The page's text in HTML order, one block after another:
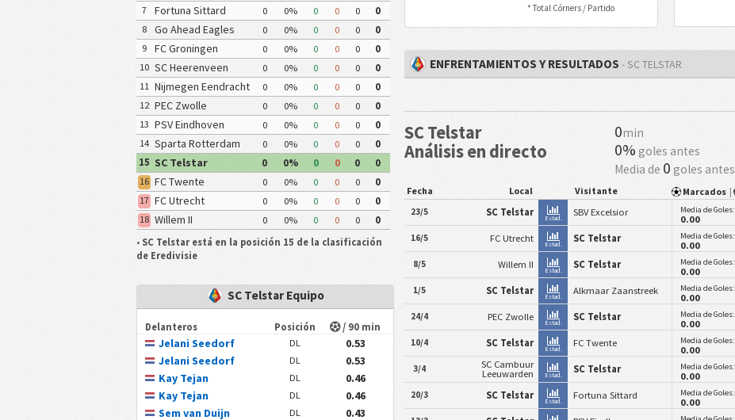
Rotterdam
7
Fortuna Sittard 0 0% 0 0 0
0
8
Go Ahead Eagles 0 0% 0 0 0
0
9
FC Groningen 0 0% 0 0 0
0
10 SC Heerenveen 0 0% 0 0 0
0
11 Nijmegen Eendracht
Combinatie
0 0% 0 0 0
0
12 PEC Zwolle 0 0% 0 0 0
0
13 PSV Eindhoven 0 0% 0 0 0
0
14 Sparta Rotterdam 0 0% 0 0 0
0
15 SC Telstar 0 0% 0 0 0
0
16 FC Twente 0 0% 0 0 0
0
17 FC Utrecht 0 0% 0 0 0
0
18 Willem II 0 0% 0 0 0
0
• SC Telstar está en la posición 15 de la clasificación
de Eredivisie
SC Telstar Equipo
Delanteros Posición / 90 min
Jelani Seedorf DL
0.53
Jelani Seedorf
DL
0.53
Kay Tejan
DL
0.46
Kay Tejan
DL
0.46
Sem van Duijn
DL
0.43
* Total Córners / Partido
ENFRENTAMIENTOS Y RESULTADOS - SC TELSTAR
SC Telstar
Análisis en directo
0min
0% goles antes
Media de 0 goles antes
Fecha Local Visitante Marcados|
23/5 SC Telstar
Estad.
SBV Excelsior Media de Goles:
0.00
16/5 FC Utrecht
Estad.
SC Telstar Media de Goles:
0.00
8/5 Willem II
Estad.
SC Telstar Media de Goles:
0.00
1/5 SC Telstar
Estad.
Alkmaar Zaanstreek Media de Goles:
0.00
24/4 PEC Zwolle
Estad.
SC Telstar Media de Goles:
0.00
10/4 SC Telstar
Estad.
FC Twente Media de Goles:
0.00
3/4
SC Cambuur
Leeuwarden
Estad.
SC Telstar Media de Goles:
0.00
20/3 SC Telstar
Estad.
Fortuna Sittard Media de Goles:
0.00